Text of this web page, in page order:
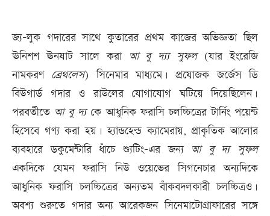
জ্য-লুক গদারের সাথে কুতারের প্রথম কাজের অভিজ্ঞতা ছিল
ঊনিশশ ঊনষাট সালে করা আ বুদ্য সুফল(যার ইংরেজি
নামকরণ ব্রেথলেস) সিনেমার মাধ্যমে। প্রযোজক জর্জেস ডি
বিউগার্ড গদার ও রাউলের যোগাযোগ ঘটিয়ে দিয়েছিলেন।
পরবর্তীতে আ বুদ্যকে আধুনিক ফরাসি চলচ্চিত্রের টার্নিং পয়েন্ট
হিসেবে গণ্য করা হয়। হ্যান্ডহেল্ড ক্যামেরায়, প্রাকৃতিক আলোর
ব্যবহারে ডকুমেন্টারি ধাঁচে শ্যুটিং-এর জন্য আ বুদ্য সুফল
একদিকে যেমন ফরাসি নিউ ওয়েভের সিগনেচার অন্যদিকে
আধুনিক ফরাসি চলচ্চিত্রের অন্যতম বাঁকবদলকারী চলচ্চিত্রও।
অবশ‌্য শুরুতে গদার অন্য আরেকজন সিনেমাটোগ্রাফারের সঙ্গে